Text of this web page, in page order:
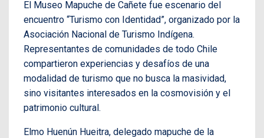
El Museo Mapuche de Cañete fue escenario del
encuentro “Turismo con Identidad”, organizado por la
Asociación Nacional de Turismo Indígena.
Representantes de comunidades de todo Chile
compartieron experiencias y desafíos de una
modalidad de turismo que no busca la masividad,
sino visitantes interesados en la cosmovisión y el
patrimonio cultural.
Elmo Huenún Hueitra, delegado mapuche de la